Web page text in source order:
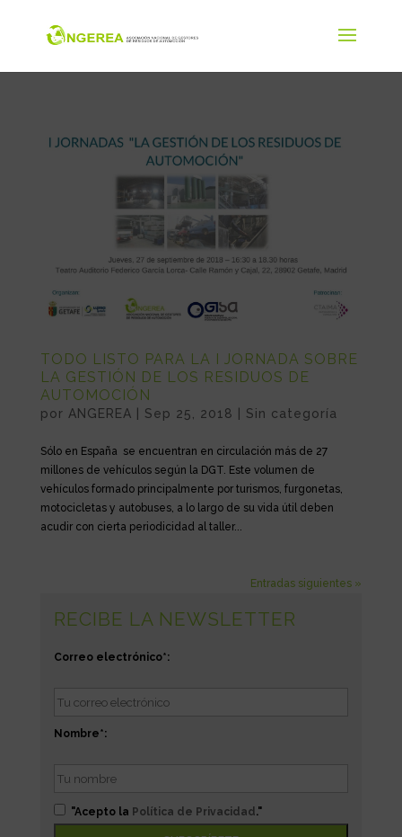
TODO LISTO PARA LA I JORNADA SOBRE
LA GESTIÓN DE LOS RESIDUOS DE
AUTOMOCIÓN
por ANGEREA Sep 25, 2018 Sin categoría
Sólo en España se encuentran en circulación más de 27
millones de vehículos según la DGT. Este volumen de
vehículos formado principalmente por turismos, furgonetas,
motocicletas y autobuses, a lo largo de su vida útil deben
acudir con cierta periodicidad al taller...
Entradas siguientes »
RECIBE LA NEWSLETTER
Correo electrónico*:
Nombre*:
"Acepto la Política de Privacidad ."